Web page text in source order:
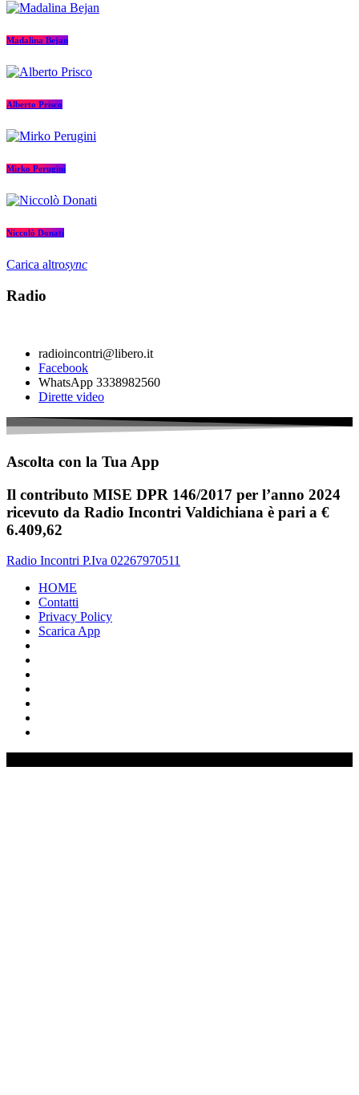
Madalina Bejan
Alberto Prisco
Mirko Perugini
Niccolò Donati
Carica altrosync
Radio
radioincontri@libero.it
Facebook
WhatsApp 3338982560
Dirette video
Ascolta con la Tua App
Il contributo MISE DPR 146/2017 per l’anno 2024
ricevuto da Radio Incontri Valdichiana è pari a €
6.409,62
Radio Incontri P.Iva 02267970511
HOME
Contatti
Privacy Policy
Scarica App